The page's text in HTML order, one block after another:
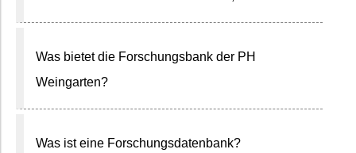
Was bietet die Forschungsbank der PH
Weingarten?
Was ist eine Forschungsdatenbank?